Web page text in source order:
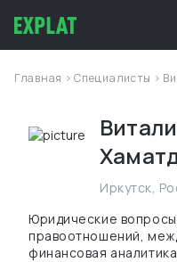
Главная >Специалисты >
Иркутск,
Юридические
правоотношений,
финансовая аналитика